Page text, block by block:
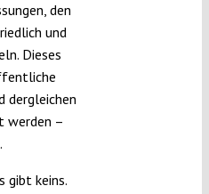
Funding
Projects
den
und
Dieses
dergleichen
werden –
gibt keins.